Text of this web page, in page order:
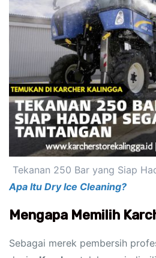
Tekanan 250 Bar yang Siap
Apa Itu Dry Ice Cleaning?
Mengapa Memilih
Sebagai merek pembersih